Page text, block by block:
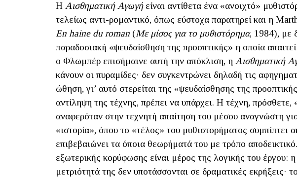
Η Αισθηματική Αγωγήείναι αντίθετα ένα «ανοιχτό»
τελείως αντι-ρομαντικό, όπως εύστοχα παρατηρεί και η
Εn haine du roman (Με μίσος για το μυθιστόρημα, 1984), με
παραδοσιακή «ψευδαίσθηση της προοπτικής» η οποία
ο Φλωμπέρ επισήμαινε αυτή την απόκλιση, η Αισθηματική
κάνουν οι πυραμίδες· δεν συγκεντρώνει δηλαδή τις
ώθηση, γι’ αυτό στερείται της «ψευδαίσθησης της
αντίληψη της τέχνης, πρέπει να υπάρχει. Η τέχνη, πρόσθετε,
αναφερόταν στην τεχνητή απαίτηση του μέσου αναγνώστη
«ιστορία», όπου το «τέλος» του μυθιστορήματος συμπίπτει
επιβεβαιώνει τα όποια θεωρήματά του με τρόπο
εξωτερικής κορύφωσης είναι μέρος της λογικής του έργου:
μετριότητά της δεν υποτάσσονται σε δραματικές εκρήξεις·